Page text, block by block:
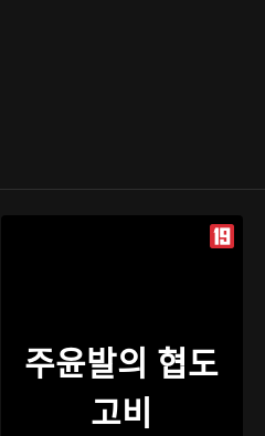
주윤발의 협도
고비